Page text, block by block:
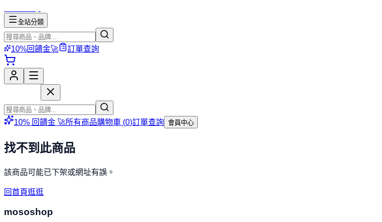
全站分類
10%回饋金🚀 訂單查詢
10% 回饋金 🚀所有商品購物車 (0)訂單查詢 會員中心
找不到此商品
該商品可能已下架或網址有誤。
回首頁逛逛
mososhop